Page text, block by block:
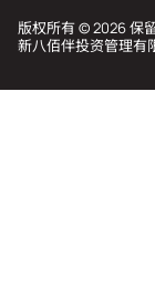
会籍礼遇
版权所有 © 2026 保
新八佰伴投资管理有